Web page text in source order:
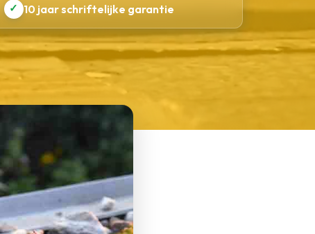
✓ 10 jaar schriftelijke garantie